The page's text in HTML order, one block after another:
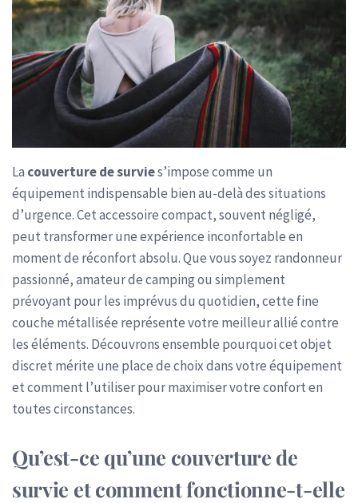
La couverture de survies’impose comme un
équipement indispensable bien au-delà des situations
d’urgence. Cet accessoire compact, souvent négligé,
peut transformer une expérience inconfortable en
moment de réconfort absolu. Que vous soyez randonneur
passionné, amateur de camping ou simplement
prévoyant pour les imprévus du quotidien, cette fine
couche métallisée représente votre meilleur allié contre
les éléments. Découvrons ensemble pourquoi cet objet
discret mérite une place de choix dans votre équipement
et comment l’utiliser pour maximiser votre confort en
toutes circonstances.
Qu’est-ce qu’une couverture de
survie et comment fonctionne-t-elle